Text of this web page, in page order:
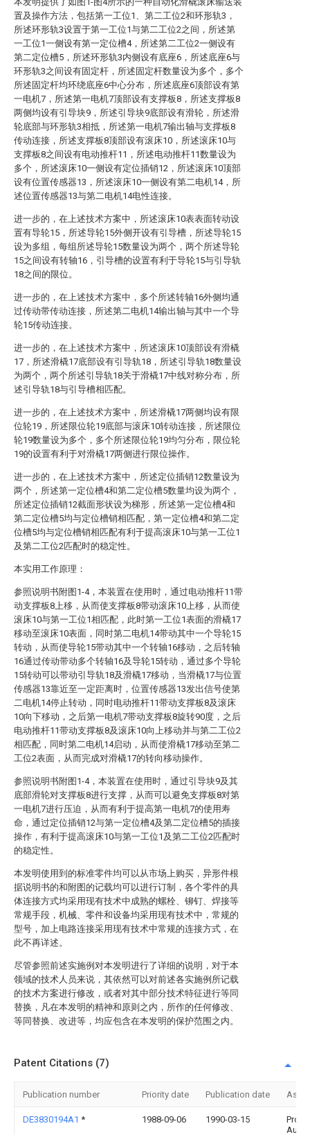
置及操作方法，包括第一工位1、第二工位2和环形轨3，
所述环形轨3设置于第一工位1与第二工位2之间，所述第
一工位1一侧设有第一定位槽4，所述第二工位2一侧设有
第二定位槽5，所述环形轨3内侧设有底座6，所述底座6与
环形轨3之间设有固定杆，所述固定杆数量设为多个，多个
所述固定杆均环绕底座6中心分布，所述底座6顶部设有第
一电机7，所述第一电机7顶部设有支撑板8，所述支撑板8
两侧均设有引导块9，所述引导块9底部设有滑轮，所述滑
轮底部与环形轨3相抵，所述第一电机7输出轴与支撑板8
传动连接，所述支撑板8顶部设有滚床10，所述滚床10与
支撑板8之间设有电动推杆11，所述电动推杆11数量设为
多个，所述滚床10一侧设有定位插销12，所述滚床10顶部
设有位置传感器13，所述滚床10一侧设有第二电机14，所
述位置传感器13与第二电机14电性连接。
进一步的，在上述技术方案中，所述滚床10表表面转动设
置有导轮15，所述导轮15外侧开设有引导槽，所述导轮15
设为多组，每组所述导轮15数量设为两个，两个所述导轮
15之间设有转轴16，引导槽的设置有利于导轮15与引导轨
18之间的限位。
进一步的，在上述技术方案中，多个所述转轴16外侧均通
过传动带传动连接，所述第二电机14输出轴与其中一个导
轮15传动连接。
进一步的，在上述技术方案中，所述滚床10顶部设有滑橇
17，所述滑橇17底部设有引导轨18，所述引导轨18数量设
为两个，两个所述引导轨18关于滑橇17中线对称分布，所
述引导轨18与引导槽相匹配。
进一步的，在上述技术方案中，所述滑橇17两侧均设有限
位轮19，所述限位轮19底部与滚床10转动连接，所述限位
轮19数量设为多个，多个所述限位轮19均匀分布，限位轮
19的设置有利于对滑橇17两侧进行限位操作。
进一步的，在上述技术方案中，所述定位插销12数量设为
两个，所述第一定位槽4和第二定位槽5数量均设为两个，
所述定位插销12截面形状设为梯形，所述第一定位槽4和
第二定位槽5均与定位槽销相匹配，第一定位槽4和第二定
位槽5均与定位槽销相匹配有利于提高滚床10与第一工位1
及第二工位2匹配时的稳定性。
本实用工作原理：
参照说明书附图1-4，本装置在使用时，通过电动推杆11带
动支撑板8上移，从而使支撑板8带动滚床10上移，从而使
滚床10与第一工位1相匹配，此时第一工位1表面的滑橇17
移动至滚床10表面，同时第二电机14带动其中一个导轮15
转动，从而使导轮15带动其中一个转轴16移动，之后转轴
16通过传动带动多个转轴16及导轮15转动，通过多个导轮
15转动可以带动引导轨18及滑橇17移动，当滑橇17与位置
传感器13靠近至一定距离时，位置传感器13发出信号使第
二电机14停止转动，同时电动推杆11带动支撑板8及滚床
10向下移动，之后第一电机7带动支撑板8旋转90度，之后
电动推杆11带动支撑板8及滚床10向上移动并与第二工位2
相匹配，同时第二电机14启动，从而使滑橇17移动至第二
工位2表面，从而完成对滑橇17的转向移动操作。
参照说明书附图1-4，本装置在使用时，通过引导块9及其
底部滑轮对支撑板8进行支撑，从而可以避免支撑板8对第
一电机7进行压迫，从而有利于提高第一电机7的使用寿
命，通过定位插销12与第一定位槽4及第二定位槽5的插接
操作，有利于提高滚床10与第一工位1及第二工位2匹配时
的稳定性。
本发明使用到的标准零件均可以从市场上购买，异形件根
据说明书的和附图的记载均可以进行订制，各个零件的具
体连接方式均采用现有技术中成熟的螺栓、铆钉、焊接等
常规手段，机械、零件和设备均采用现有技术中，常规的
型号，加上电路连接采用现有技术中常规的连接方式，在
此不再详述。
尽管参照前述实施例对本发明进行了详细的说明，对于本
领域的技术人员来说，其依然可以对前述各实施例所记载
的技术方案进行修改，或者对其中部分技术特征进行等同
替换，凡在本发明的精神和原则之内，所作的任何修改、
等同替换、改进等，均应包含在本发明的保护范围之内。
Patent Citations (7)
Publication number Priority date Publication date
DE3830194A1 * 1988-09-06 1990-03-15